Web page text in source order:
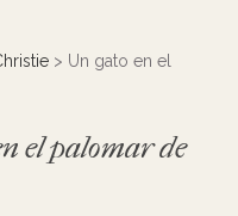
> Un gato en el
el palomar de